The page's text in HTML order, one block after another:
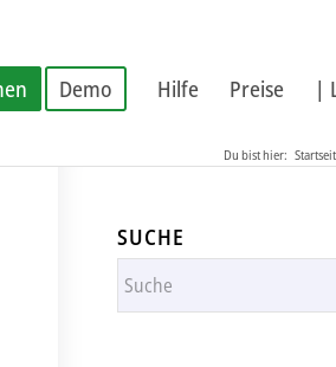
Demo Hilfe Preise |
Du bist hier:
SUCHE